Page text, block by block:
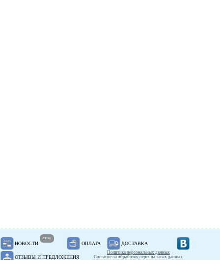
НОВОСТИ
NEW!
ОПЛАТА ДОСТАВКА
ОТЗЫВЫ И ПРЕДЛОЖЕНИЯ
Политика персональных данных
Согласие на обработку персональных данных